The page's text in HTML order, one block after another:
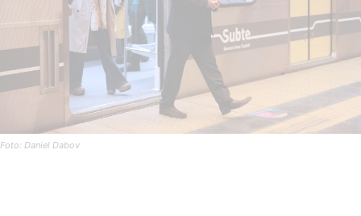
Foto: Daniel Dabov